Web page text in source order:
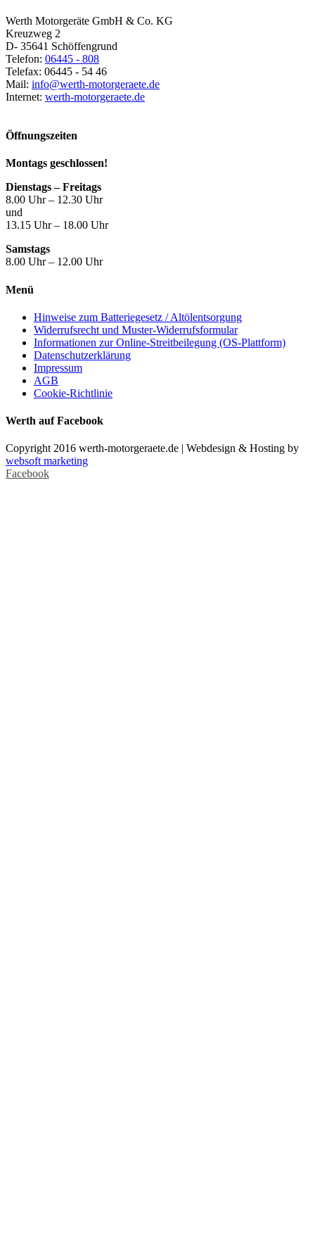
Werth Motorgeräte GmbH & Co. KG
Kreuzweg 2
D- 35641 Schöffengrund
Telefon: 06445 - 808
Telefax: 06445 - 54 46
Mail: info@werth-motorgeraete.de
Internet: werth-motorgeraete.de
Öffnungszeiten
Montags geschlossen!
Dienstags – Freitags
8.00 Uhr – 12.30 Uhr
und
13.15 Uhr – 18.00 Uhr
Samstags
8.00 Uhr – 12.00 Uhr
Menü
Hinweise zum Batteriegesetz / Altölentsorgung
Widerrufsrecht und Muster-Widerrufsformular
Informationen zur Online-Streitbeilegung (OS-Plattform)
Datenschutzerklärung
Impressum
AGB
Cookie-Richtlinie
Werth auf Facebook
Copyright 2016 werth-motorgeraete.de | Webdesign & Hosting by
websoft marketing
Facebook